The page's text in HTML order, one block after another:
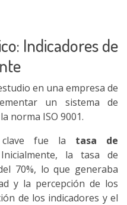
Indicadores de
en una empresa de
un sistema de
norma ISO 9001.
clave fue la tasa de
la tasa de
70%, lo que generaba
y la percepción de los
de los indicadores y el